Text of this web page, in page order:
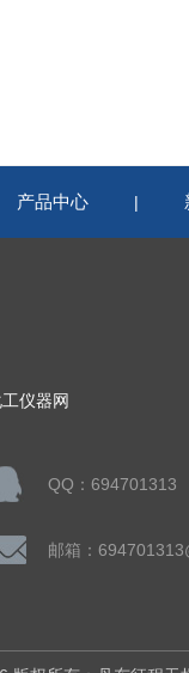
产品中心 |
仪器网
QQ：694701313
邮箱：